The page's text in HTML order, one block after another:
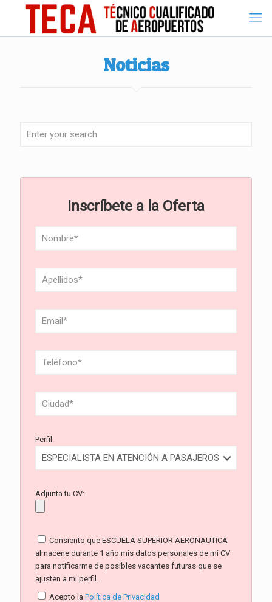
Noticias
Inscríbete a la Oferta
Perfil:
Adjunta tu CV:
Consiento que ESCUELA SUPERIOR AERONAUTICA
almacene durante 1 año mis datos personales de mi CV
para notificarme de posibles vacantes futuras que se
ajusten a mi perfil.
Acepto la Política de Privacidad